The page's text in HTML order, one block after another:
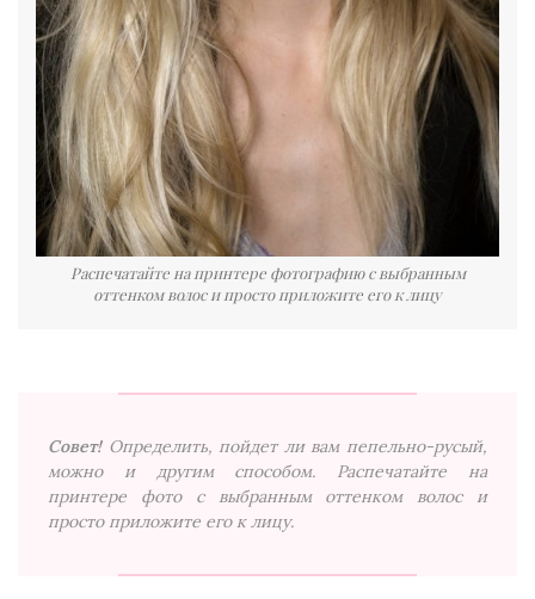
Распечатайте на принтере фотографию с выбранным
оттенком волос и просто приложите его к лицу
Совет! Определить, пойдет ли вам пепельно-русый,
можно и другим способом. Распечатайте на
принтере фото с выбранным оттенком волос и
просто приложите его к лицу.